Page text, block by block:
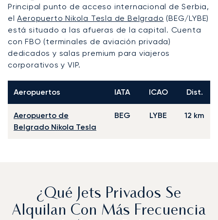
Principal punto de acceso internacional de Serbia,
elAeropuerto Nikola Tesla de Belgrado (BEG/LYBE)
está situado a las afueras de la capital. Cuenta
con FBO (terminales de aviación privada)
dedicados y salas premium para viajeros
corporativos y VIP.
Aeropuertos IATA ICAO Dist.
Aeropuerto de
Belgrado Nikola Tesla
BEG LYBE 12 km
¿Qué Jets Privados Se
Alquilan Con Más Frecuencia